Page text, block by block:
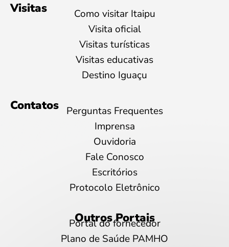
Visitas
Como visitar Itaipu
Visita oficial
Visitas turísticas
Visitas educativas
Destino Iguaçu
Contatos
Perguntas Frequentes
Imprensa
Ouvidoria
Fale Conosco
Escritórios
Protocolo Eletrônico
Outros Portais
Portal do fornecedor
Plano de Saúde PAMHO